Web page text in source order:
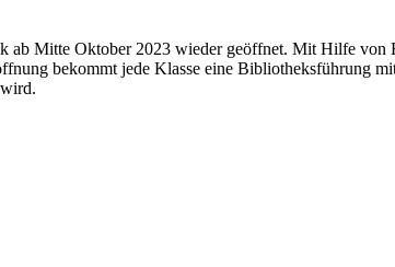
Mitte Oktober 2023 wieder geöffnet. Mit Hilfe von
bekommt jede Klasse eine Bibliotheksführung